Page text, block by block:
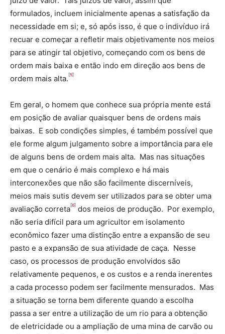
formulados, incluem inicialmente apenas a satisfação da
necessidade em si; e, só após isso, é que o indivíduo irá
recuar e começar a refletir mais objetivamente nos meios
para se atingir tal objetivo, começando com os bens de
ordem mais baixa e então indo em direção aos bens de
ordem mais alta. [5]
Em geral, o homem que conhece sua própria mente está
em posição de avaliar quaisquer bens de ordens mais
baixas. E sob condições simples, é também possível que
ele forme algum julgamento sobre a importância para ele
de alguns bens de ordem mais alta. Mas nas situações
em que o cenário é mais complexo e há mais
interconexões que não são facilmente discerníveis,
meios mais sutis devem ser utilizados para se obter uma
avaliação correta[6] dos meios de produção. Por exemplo,
não seria difícil para um agricultor em isolamento
econômico fazer uma distinção entre a expansão de seu
pasto e a expansão de sua atividade de caça. Nesse
caso, os processos de produção envolvidos são
relativamente pequenos, e os custos e a renda inerentes
a cada processo podem ser facilmente mensurados. Mas
a situação se torna bem diferente quando a escolha
passa a ser entre a utilização de um rio para a obtenção
de eletricidade ou a ampliação de uma mina de carvão ou